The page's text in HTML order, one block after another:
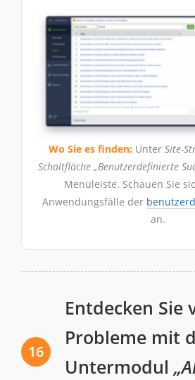
Wo Sie es finden: Unter Site-
Schaltfläche „Benutzerdefinierte
Menüleiste. Schauen Sie
Anwendungsfälle der
an.
16
Entdecken Sie
Probleme mit
Untermodul